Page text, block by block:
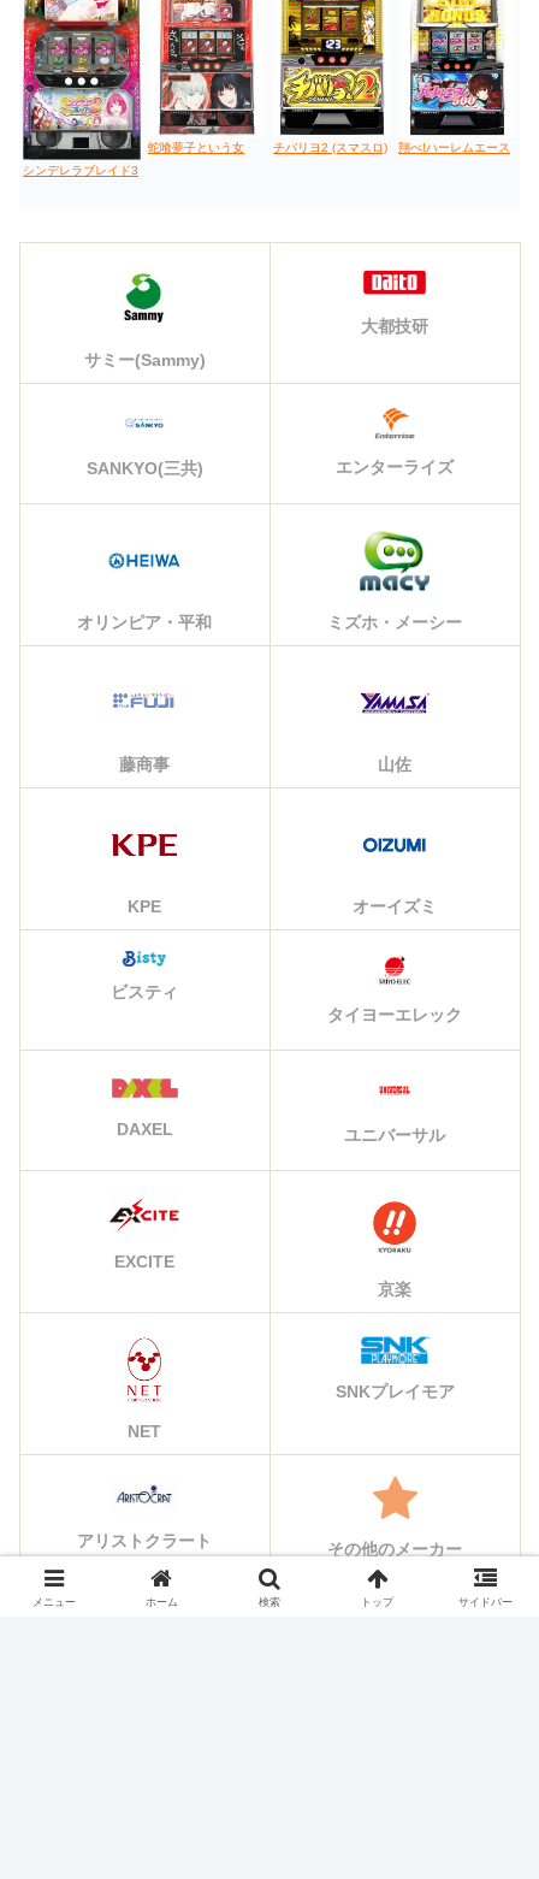
シンデレラブレイド3
蛇喰夢子という女 チバリヨ2 (スマスロ) 翔べ!ハーレムエース
サミー(Sammy)
大都技研
SANKYO(三共) エンターライズ
オリンピア・平和 ミズホ・メーシー
藤商事 山佐
KPE オーイズミ
ビスティ
タイヨーエレック
DAXEL ユニバーサル
EXCITE
京楽
NET
SNKプレイモア
アリストクラート その他のメーカー
メニュー ホーム 検索 トップ サイドバー